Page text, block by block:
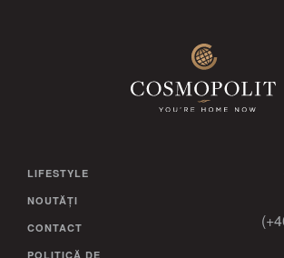
LIFESTYLE
NOUTĂȚI
CONTACT
POLITICĂ DE